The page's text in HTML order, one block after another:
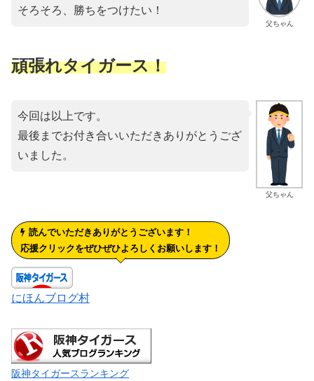
父ちゃん
そろそろ、勝ちをつけたい！
頑張れタイガース！
父ちゃん
今回は以上です。
最後までお付き合いいただきありがとうござ
いました。
読んでいただきありがとうございます！
応援クリックをぜひぜひよろしくお願いします！
にほんブログ村
阪神タイガースランキング